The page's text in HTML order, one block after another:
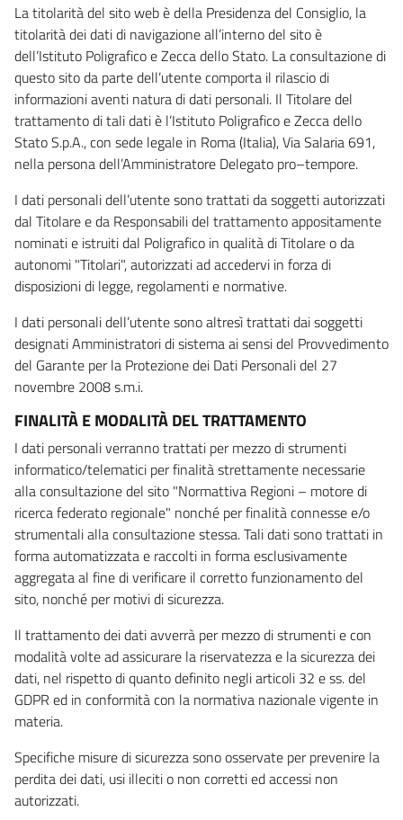
La titolarità del sito web è della Presidenza del Consiglio, la
titolarità dei dati di navigazione all’interno del sito è
dell’Istituto Poligrafico e Zecca dello Stato. La consultazione di
questo sito da parte dell’utente comporta il rilascio di
informazioni aventi natura di dati personali. Il Titolare del
trattamento di tali dati è l’Istituto Poligrafico e Zecca dello
Stato S.p.A., con sede legale in Roma (Italia), Via Salaria 691,
nella persona dell’Amministratore Delegato pro–tempore.
I dati personali dell’utente sono trattati da soggetti autorizzati
dal Titolare e da Responsabili del trattamento appositamente
nominati e istruiti dal Poligrafico in qualità di Titolare o da
autonomi "Titolari", autorizzati ad accedervi in forza di
disposizioni di legge, regolamenti e normative.
I dati personali dell’utente sono altresì trattati dai soggetti
designati Amministratori di sistema ai sensi del Provvedimento
del Garante per la Protezione dei Dati Personali del 27
novembre 2008 s.m.i.
FINALITÀ E MODALITÀ DEL TRATTAMENTO
I dati personali verranno trattati per mezzo di strumenti
informatico/telematici per finalità strettamente necessarie
alla consultazione del sito "Normattiva Regioni – motore di
ricerca federato regionale" nonché per finalità connesse e/o
strumentali alla consultazione stessa. Tali dati sono trattati in
forma automatizzata e raccolti in forma esclusivamente
aggregata al fine di verificare il corretto funzionamento del
sito, nonché per motivi di sicurezza.
Il trattamento dei dati avverrà per mezzo di strumenti e con
modalità volte ad assicurare la riservatezza e la sicurezza dei
dati, nel rispetto di quanto definito negli articoli 32 e ss. del
GDPR ed in conformità con la normativa nazionale vigente in
materia.
Specifiche misure di sicurezza sono osservate per prevenire la
perdita dei dati, usi illeciti o non corretti ed accessi non
autorizzati.